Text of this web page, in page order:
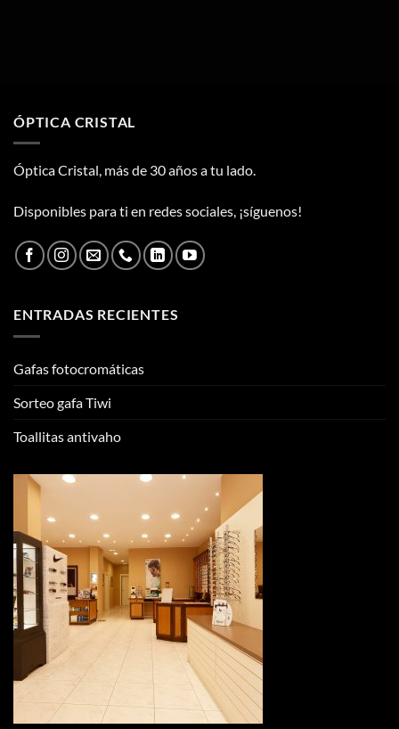
ÓPTICA CRISTAL
Óptica Cristal, más de 30 años a tu lado.
Disponibles para ti en redes sociales, ¡síguenos!
ENTRADAS RECIENTES
Gafas fotocromáticas
Sorteo gafa Tiwi
Toallitas antivaho